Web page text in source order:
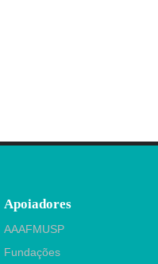
Apoiadores
AAAFMUSP
Fundações